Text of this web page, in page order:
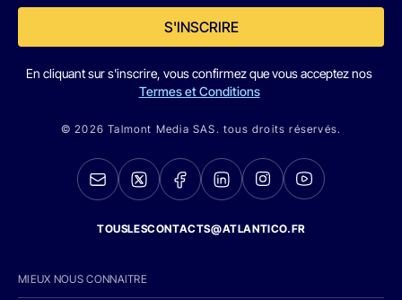
S'INSCRIRE
En cliquant sur s'inscrire, vous confirmez que vous acceptez nos
Termes et Conditions
© 2026 Talmont Media SAS. tous droits réservés.
TOUSLESCONTACTS@ATLANTICO.FR
MIEUX NOUS CONNAITRE